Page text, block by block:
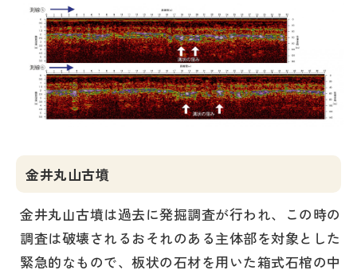
金井丸山古墳
金井丸山古墳は過去に発掘調査が行われ、この時の
調査は破壊されるおそれのある主体部を対象とした
緊急的なもので、板状の石材を用いた箱式石棺の中